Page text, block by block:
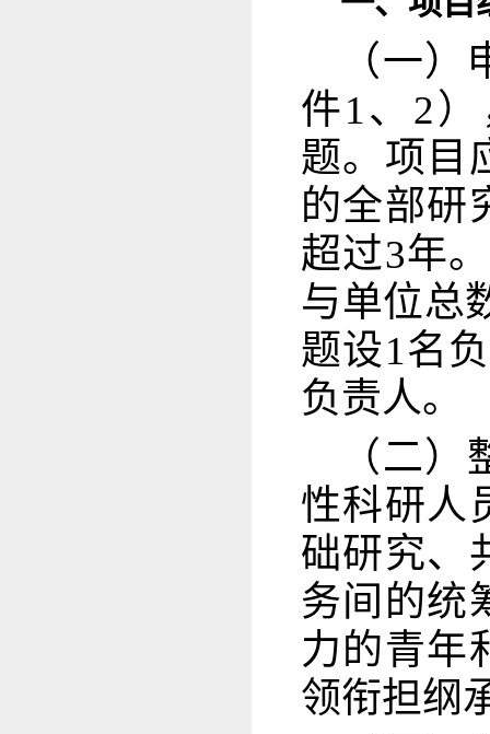
（一
件1、2
题。项目
的全部研
超过3年
与单位总
题设1名
负责人。
（二
性科研人
础研究、
务间的统
力的青年
领衔担纲